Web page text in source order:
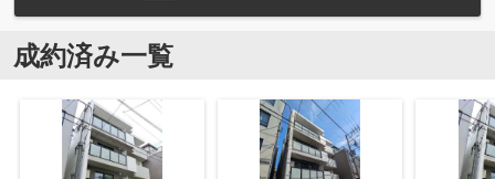
成約済み一覧